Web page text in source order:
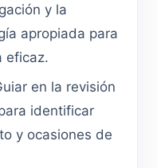
y la
apropiada para
eficaz.
en la revisión
identificar
y ocasiones de